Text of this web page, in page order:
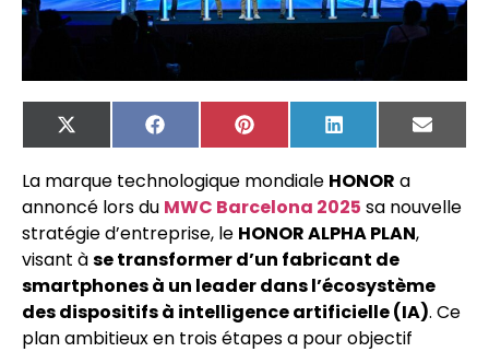
X
(Twitter)
FacebookPinterest LinkedIn
Email
La marque technologique mondiale HONOR a
annoncé lors du MWC Barcelona 2025 sa nouvelle
stratégie d’entreprise, le HONOR ALPHA PLAN,
visant àse transformer d’un fabricant de
smartphones à un leader dans l’écosystème
des dispositifs à intelligence artificielle (IA). Ce
plan ambitieux en trois étapes a pour objectif